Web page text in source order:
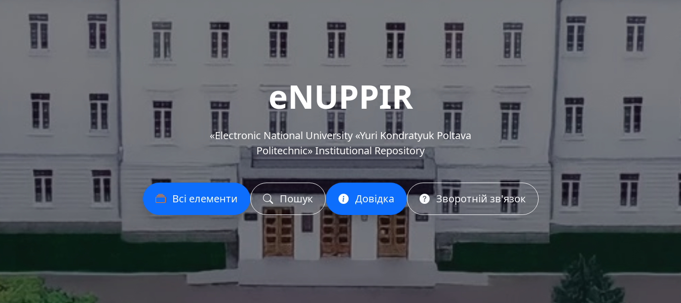
eNUPPIR
«Еlectronic National University «Yuri Kondratyuk Poltava
Politechnic» Institutional Repository
Всі елементи Пошук Довідка Зворотній зв'язок